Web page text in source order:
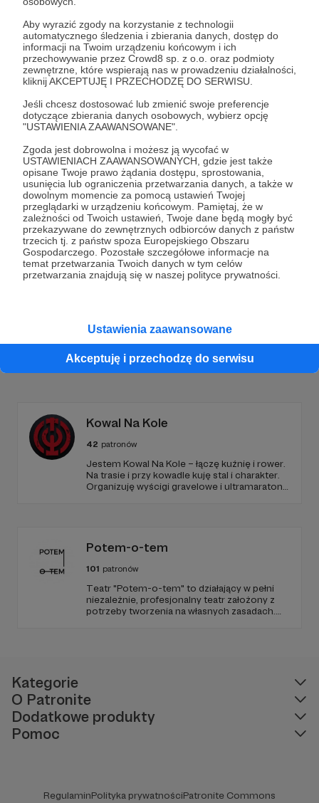
Aby wyrazić zgody na korzystanie z technologii
automatycznego śledzenia i zbierania danych, dostęp do
informacji na Twoim urządzeniu końcowym i ich
przechowywanie przez Crowd8 sp. z o.o. oraz podmioty
zewnętrzne, które wspierają nas w prowadzeniu działalności,
kliknij AKCEPTUJĘ I PRZECHODZĘ DO SERWISU.
Jeśli chcesz dostosować lub zmienić swoje preferencje
dotyczące zbierania danych osobowych, wybierz opcję
"USTAWIENIA ZAAWANSOWANE".
Zgoda jest dobrowolna i możesz ją wycofać w
USTAWIENIACH ZAAWANSOWANYCH, gdzie jest także
opisane Twoje prawo żądania dostępu, sprostowania,
usunięcia lub ograniczenia przetwarzania danych, a także w
dowolnym momencie za pomocą ustawień Twojej
przeglądarki w urządzeniu końcowym. Pamiętaj, że w
zależności od Twoich ustawień, Twoje dane będą mogły być
przekazywane do zewnętrznych odbiorców danych z państw
trzecich tj. z państw spoza Europejskiego Obszaru
Gospodarczego. Pozostałe szczegółowe informacje na
temat przetwarzania Twoich danych w tym celów
przetwarzania znajdują się w naszej polityce prywatności.
Ustawienia zaawansowane
Akceptuję i przechodzę do serwisu
początkowo popełniłam szereg błędów, bo musiałam to
wszystko, co robimy, nazwać i określić, to obecnie mamy
ponad 35 tysięcy odnowionych butów na koncie, a ludzie
wciąż przynoszą kolejne”.
Dołącz do grona Patronów!
Wesprzyj działalność AutoraProjekt Pracowniejuż
teraz!
Zostań Patronem
Promowani autorzy
Kowal Na Kole
42 patronów
Jestem Kowal Na Kole – łączę kuźnię i rower.
Na trasie i przy kowadle kuję stal i charakter.
Organizuję wyścigi gravelowe i ultramaratony,
Potem-o-tem
101 patronów
Teatr "Potem-o-tem" to działający w pełni
niezależnie, profesjonalny teatr założony z
potrzeby tworzenia na własnych zasadach.
Kategorie
O Patronite
Dodatkowe produkty
Pomoc
RegulaminPolityka prywatnościPatronite Commons